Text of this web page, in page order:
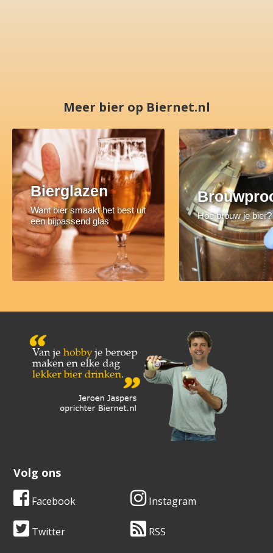
Meer bier op Biernet.nl
Bierglazen
Want bier smaakt het best uit
een bijpassend glas
Hoe brouw je bier?
Volg ons
Facebook Instagram
Twitter RSS